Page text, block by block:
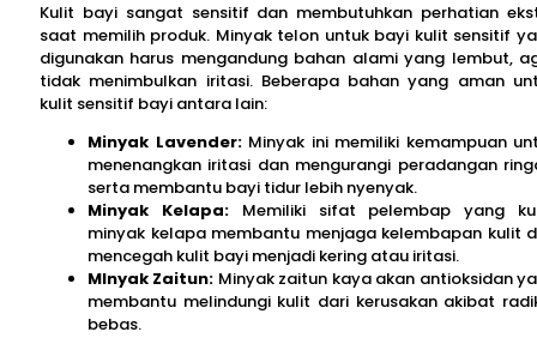
Kulit bayi sangat sensitif dan membutuhkan perhatian
saat memilih produk. Minyak telon untuk bayi kulit sensitif
digunakan harus mengandung bahan alami yang lembut,
tidak menimbulkan iritasi. Beberapa bahan yang aman
kulit sensitif bayi antara lain:
Minyak Lavender: Minyak ini memiliki kemampuan
menenangkan iritasi dan mengurangi peradangan
serta membantu bayi tidur lebih nyenyak.
Minyak Kelapa: Memiliki sifat pelembap yang
minyak kelapa membantu menjaga kelembapan kulit
mencegah kulit bayi menjadi kering atau iritasi.
MInyak Zaitun: Minyak zaitun kaya akan antioksidan
membantu melindungi kulit dari kerusakan akibat
bebas.